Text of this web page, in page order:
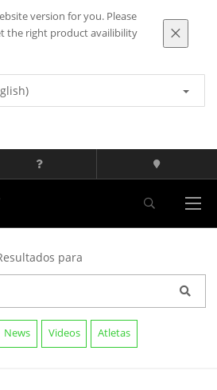
version for you. Please
the right product availibility
para
News Videos Atletas